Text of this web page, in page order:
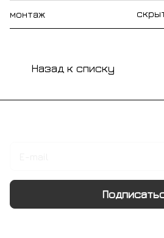
монтаж
Назад к списку